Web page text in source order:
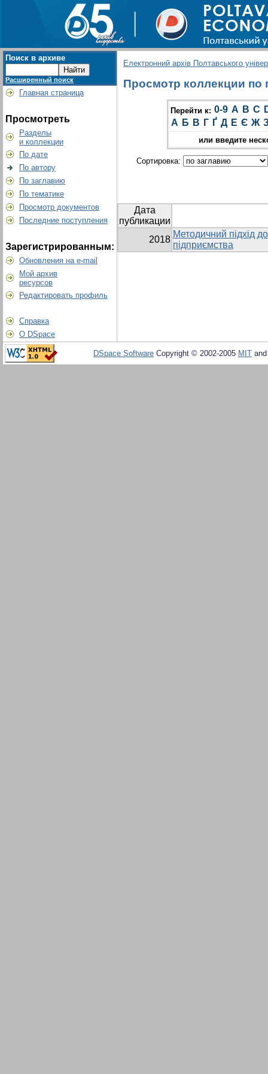
Поиск в архиве
Расширенный поиск
Главная страница
Просмотреть
Разделы
и коллекции
По дате
По автору
По заглавию
По тематике
Просмотр документов
Последние поступления
Зарегистрированным:
Обновления на e-mail
Мой архив
ресурсов
Редактировать профиль
Справка
О DSpace
Електронний архів Полтавського
Просмотр коллекции по
Перейти к: 0-9 A B C
А Б В Г Ґ Д Е Є Ж
или введите
Сортировка:
Дата
публикации
2018
Методичний підхід
підприємства
DSpace Software Copyright © 2002-2005 MIT